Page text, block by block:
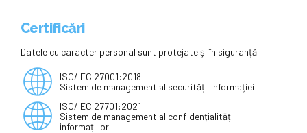
Certificări
Datele cu caracter personal sunt protejate și în siguranță.
ISO/IEC 27001:2018
Sistem de management al securității informației
ISO/IEC 27701:2021
Sistem de management al confidențialității
informațiilor